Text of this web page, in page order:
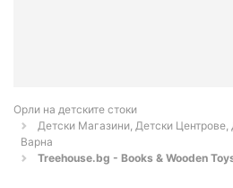
Орли на детските стоки
Детски Магазини, Детски
Варна
Treehouse.bg - Books & Wooden